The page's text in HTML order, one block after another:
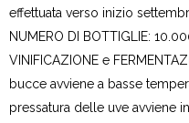
effettuata verso inizio
NUMERO DI BOTTIGLIE:
VINIFICAZIONE e
bucce avviene a basse
pressatura delle uve avviene